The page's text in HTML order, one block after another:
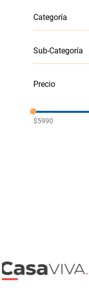
Gasfiteria y
Categoría
Reparación
Sub-Categoría
Canaletas y
$5990